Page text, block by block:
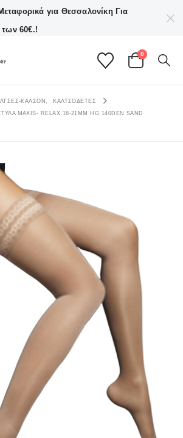
για ΘεσσαλονίκηΓια
60€.!
0
ΚΑΛΣΟΝ,
ΚΑΛΤΣΟΔΈΤΕΣ
MAXIS- RELAX 18-21MM HG 140DEN SAND